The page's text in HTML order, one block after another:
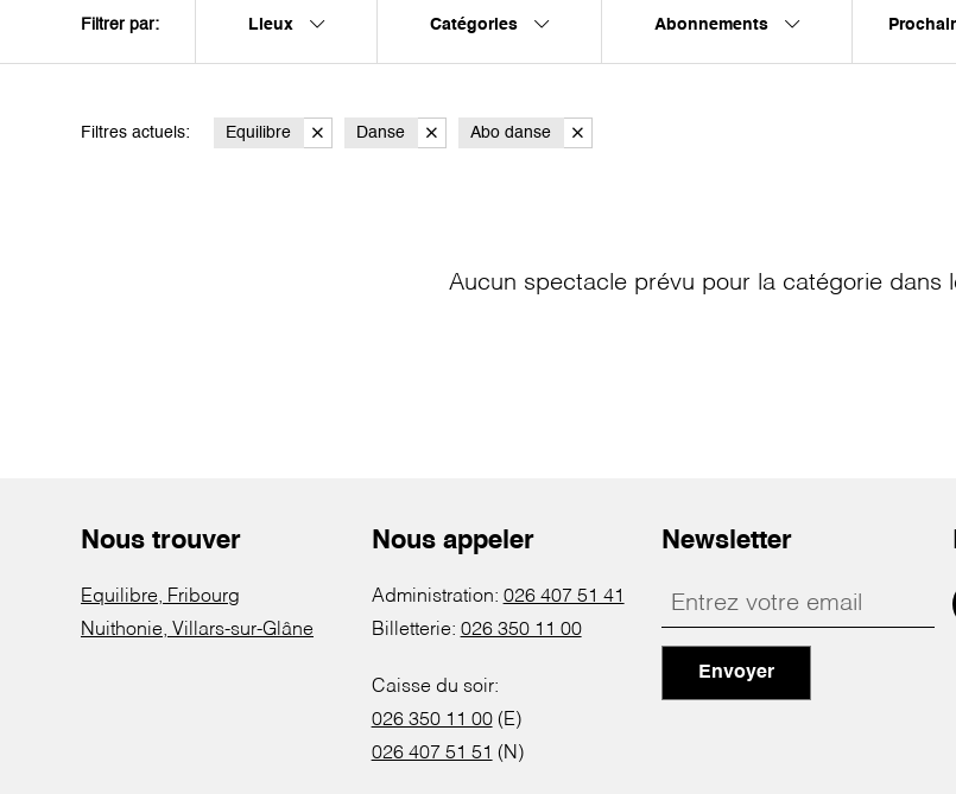
Filtrer par: Lieux Catégories Abonnements
Filtres actuels: Equilibre Danse Abo danse
Aucun spectacle prévu pour la catégorie dans
Nous trouver
Equilibre, Fribourg
Nuithonie, Villars-sur-Glâne
Nous appeler
Administration: 026 407 51 41
Billetterie: 026 350 11 00
Caisse du soir:
026 350 11 00(E)
026 407 51 51 (N)
Newsletter
Envoyer